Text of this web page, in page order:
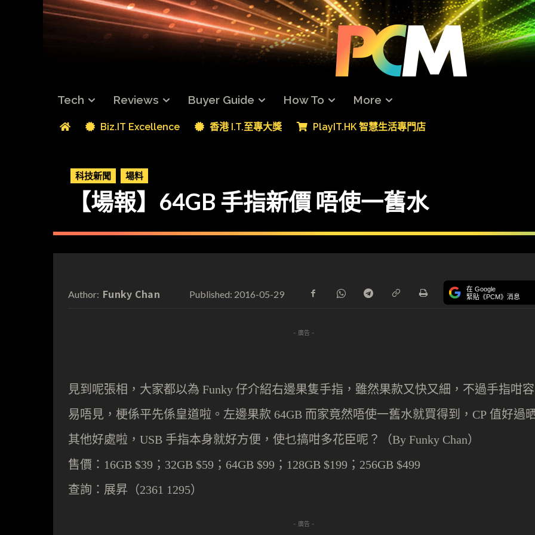
Tech Reviews Buyer Guide How To More
Biz.IT Excellence 香港 I.T.至專大獎 PlayIT.HK 智慧生活專門店
科技新聞 場料
【場報】64GB 手指新價 唔使一舊水
Author: Funky Chan Published: 2016-05-29 在 Google
緊貼《PCM》消息
- 廣告 -
見到呢張相，大家都以為 Funky 仔介紹右邊果隻手指，雖然果款又快又細，不過手指咁容
易唔見，梗係平先係皇道啦。左邊果款 64GB 而家竟然唔使一舊水就買得到， CP 值好過
其他好處啦， USB 手指本身就好方便，使乜搞咁多花臣呢？ （By Funky Chan）
售價： 16GB $39 ； 32GB $59 ； 64GB $99 ； 128GB $199 ； 256GB $499
查詢：展昇（2361 1295）
- 廣告 -